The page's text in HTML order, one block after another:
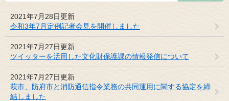
2021年7月28日更新
令和3年7月定例記者会見を開催しました
2021年7月27日更新
ツイッターを活用した文化財保護課の情報発信について
2021年7月27日更新
萩市、防府市と消防通信指令業務の共同運用に関する協定を締
結しました